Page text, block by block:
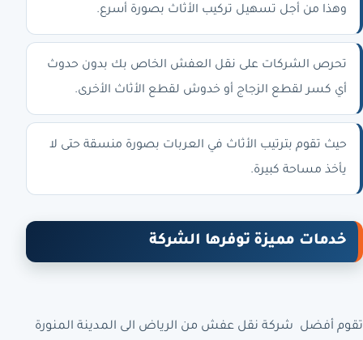
وهذا من أجل تسهيل تركيب الأثاث بصورة أسرع.
تحرص الشركات على نقل العفش الخاص بك بدون حدوث
أي كسر لقطع الزجاج أو خدوش لقطع الأثاث الأخرى.
حيث تقوم بترتيب الأثاث في العربات بصورة منسقة حتى لا
يأخذ مساحة كبيرة.
خدمات مميزة توفرها الشركة
تقوم أفضل شركة نقل عفش من الرياض الى المدينة المنورة